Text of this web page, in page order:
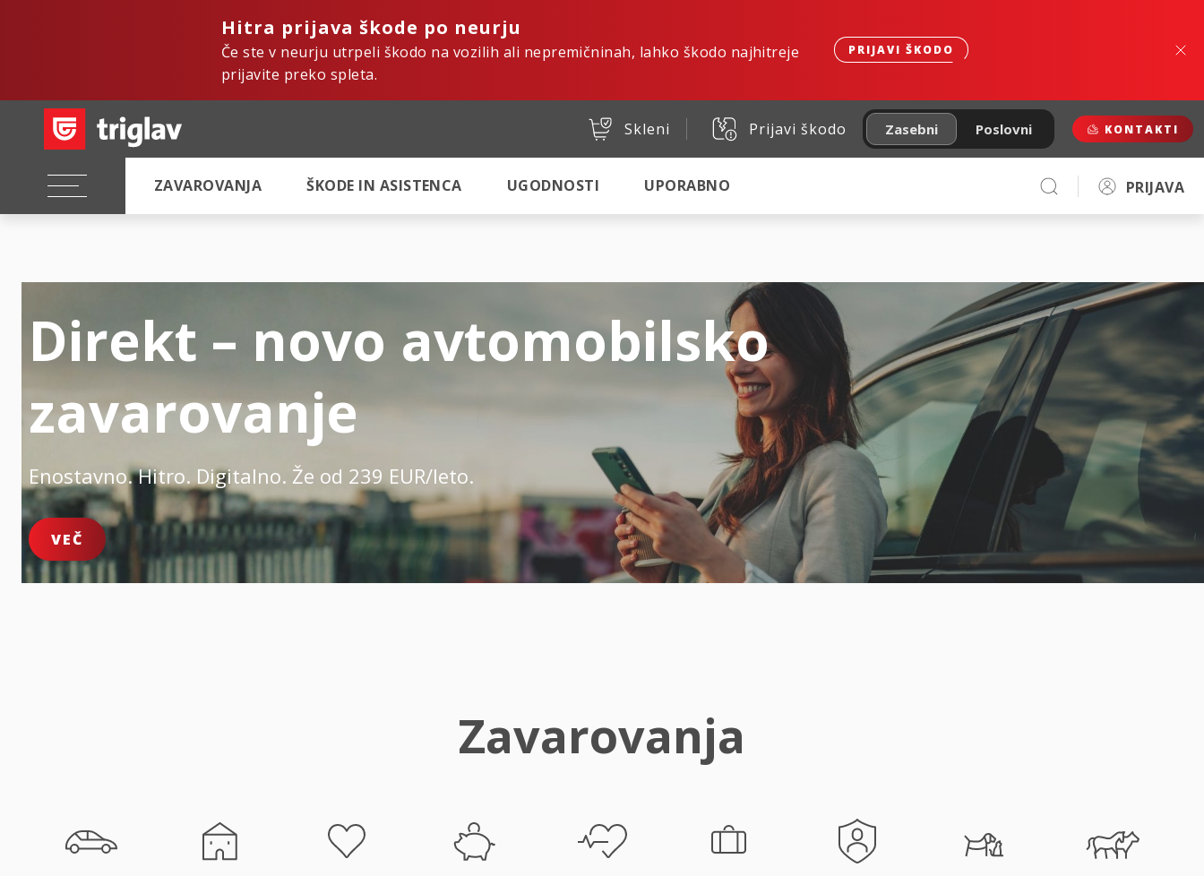
Hitra prijava škode po neurju
Če ste v neurju utrpeli škodo na vozilih ali nepremičninah, lahko škodo najhitreje
prijavite preko spleta.
PRIJAVI ŠKODO
Skleni Prijavi škodo Zasebni Poslovni KONTAKTI
ZAVAROVANJA ŠKODE IN ASISTENCA UGODNOSTI UPORABNO PRIJAVA
Direkt – novo avtomobilsko
zavarovanje
Enostavno. Hitro. Digitalno. Že od 239 EUR/leto.
VEČ
Zavarovanja